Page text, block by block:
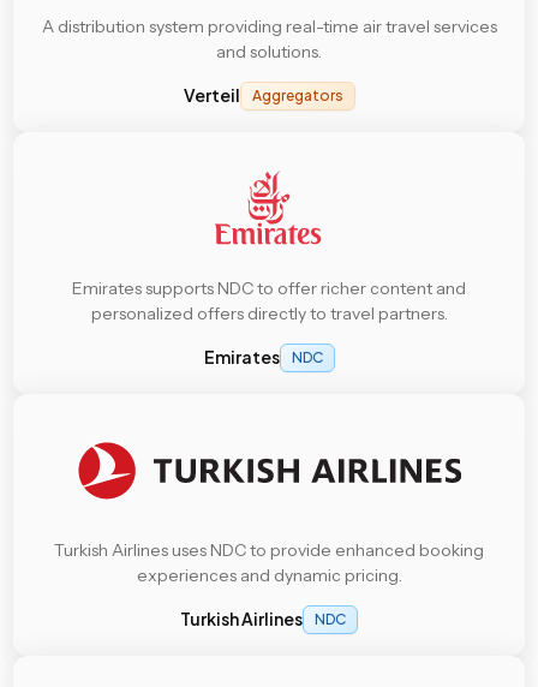
A distribution system providing real-time air travel services
and solutions.
Verteil Aggregators
Emirates supports NDC to offer richer content and
personalized offers directly to travel partners.
Emirates NDC
Turkish Airlines uses NDC to provide enhanced booking
experiences and dynamic pricing.
Turkish Airlines NDC